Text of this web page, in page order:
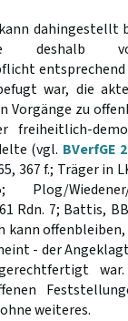
dahingestellt
deshalb
entsprechend
war, die
Vorgänge zu
(vgl. BVerfGE
367 f.; Träger in
Wiedener/
Rdn. 7; Battis,
kann
- der
weiteres.